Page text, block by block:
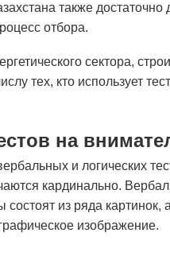
также
отбора.
сектора,
тех, кто использует
на
и логических
кардинально.
состоят из ряда
изображение.